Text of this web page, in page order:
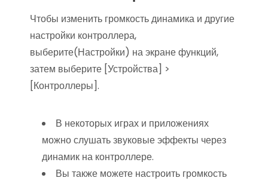
Чтобы изменить громкость динамика и другие
настройки контроллера,
выберите(Настройки) на экране функций,
затем выберите [Устройства] >
[Контроллеры].
В некоторых играх и приложениях
можно слушать звуковые эффекты через
динамик на контроллере.
Вы также можете настроить громкость